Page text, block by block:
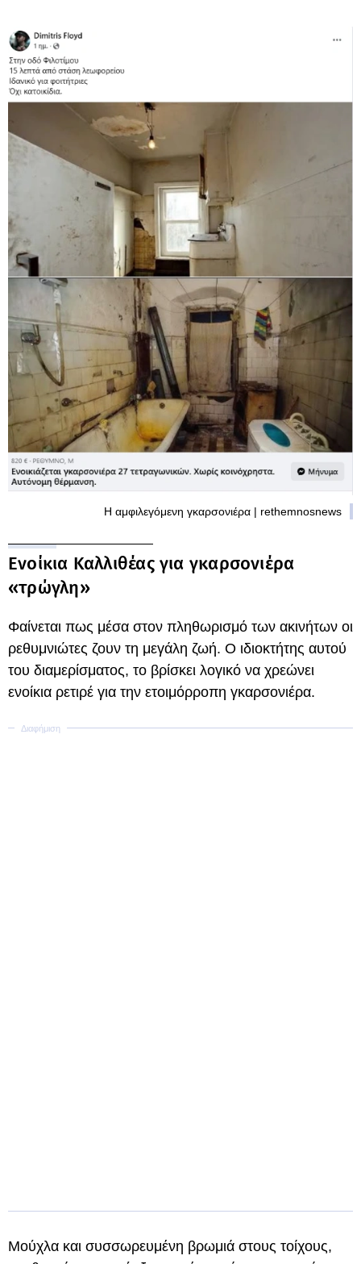
Η αμφιλεγόμενη γκαρσονιέρα | rethemnosnews
Ενοίκια Καλλιθέας για γκαρσονιέρα
«τρώγλη»
Φαίνεται πως μέσα στον πληθωρισμό των ακινήτων οι
ρεθυμνιώτες ζουν τη μεγάλη ζωή. Ο ιδιοκτήτης αυτού
του διαμερίσματος, το βρίσκει λογικό να χρεώνει
ενοίκια ρετιρέ για την ετοιμόρροπη γκαρσονιέρα.
Μούχλα και συσσωρευμένη βρωμιά στους τοίχους,